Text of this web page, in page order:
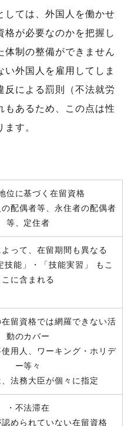
しては、外国人を働かせ
格が必要なのかを把握し
体制の整備ができません
い外国人を雇用してしま
反による罰則（不法就労
もあるため、この点は性
す。
位に基づく在留資格
配偶者等、永住者の配偶者
等、定住者
って、在留期間も異なる
技能」・「技能実習」 もこ
こに含まれる
留資格では網羅できない活
動のカバー
用人、ワーキング・ホリデ
ー等々
法務大臣が個々に指定
・不法滞在
認められていない在留資格